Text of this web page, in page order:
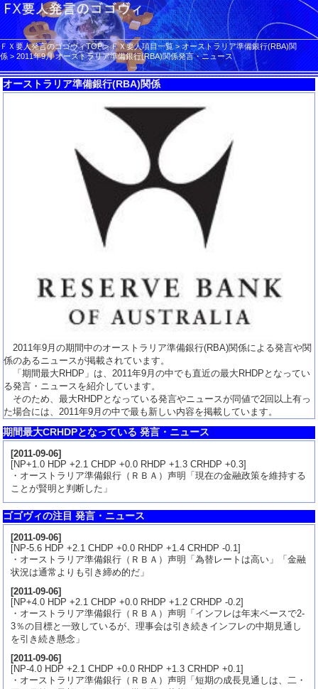
ＦＸ要人発言のゴゴヴィTOP>ＦＸ要人項目一覧>オーストラリア準備銀行(RBA)関
係 > 2011年9月 オーストラリア準備銀行(RBA)関係発言・ニュース
オーストラリア準備銀行(RBA)関係
2011年9月の期間中のオーストラリア準備銀行(RBA)関係による発言や関
係のあるニュースが掲載されています。
「期間最大RHDP」は、2011年9月の中でも直近の最大RHDPとなってい
る発言・ニュースを紹介しています。
そのため、最大RHDPとなっている発言やニュースが同値で2回以上有っ
た場合には、2011年9月の中で最も新しい内容を掲載しています。
期間最大CRHDPとなっている 発言・ニュース
[2011-09-06]
[NP+1.0 HDP +2.1 CHDP +0.0 RHDP +1.3 CRHDP +0.3]
・オーストラリア準備銀行（ＲＢＡ）声明「現在の金融政策を維持する
ことが賢明と判断した」
ゴゴヴィの注目 発言・ニュース
[2011-09-06]
[NP-5.6 HDP +2.1 CHDP +0.0 RHDP +1.4 CRHDP -0.1]
・オーストラリア準備銀行（ＲＢＡ）声明「為替レートは高い」「金融
状況は通常よりも引き締め的だ」
[2011-09-06]
[NP+4.0 HDP +2.1 CHDP +0.0 RHDP +1.2 CRHDP -0.2]
・オーストラリア準備銀行（ＲＢＡ）声明「インフレは年末ベースで2-
3％の目標と一致しているが、理事会は引き続きインフレの中期見通し
を引き続き懸念」
[2011-09-06]
[NP-4.0 HDP +2.1 CHDP +0.0 RHDP +1.3 CRHDP +0.1]
・オーストラリア準備銀行（ＲＢＡ）声明「短期の成長見通しは、二・